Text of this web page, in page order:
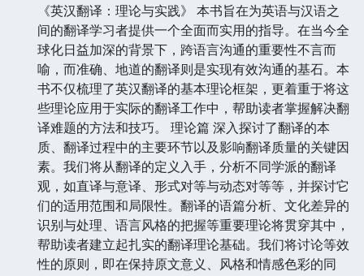
《英汉翻译：理论与实践》 本书旨在为英语与汉语之
间的翻译学习者提供一个全面而实用的指导。在当今全
球化日益加深的背景下，跨语言沟通的重要性不言而
喻，而准确、地道的翻译则是实现有效沟通的基石。本
书不仅梳理了英汉翻译的基本理论框架，更着重于将这
些理论应用于实际的翻译工作中，帮助读者掌握解决翻
译难题的方法和技巧。 理论篇 深入探讨了翻译的本
质、翻译过程中的主要环节以及影响翻译质量的关键因
素。我们将从翻译的定义入手，分析不同学派的翻译
观，如直译与意译、形式对等与动态对等等，并探讨它
们的适用范围和局限性。翻译的语篇分析、文化差异的
识别与处理、语言风格的把握等重要理论将贯穿其中，
帮助读者建立起扎实的翻译理论基础。我们将讨论等效
性的原则，即在保持原文意义、风格和情感色彩的同